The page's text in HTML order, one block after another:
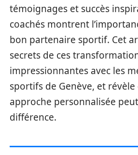
témoignages et succès
coachés montrent
bon partenaire sportif. Cet
secrets de ces
impressionnantes avec les
sportifs de Genève, et
approche personnalisée
différence.